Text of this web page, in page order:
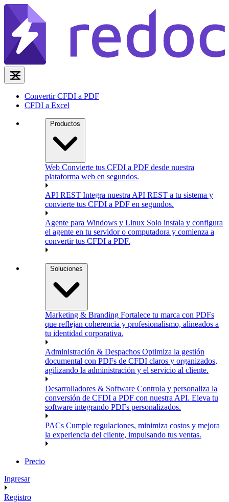
Convertir CFDI a PDF
CFDI a Excel
Productos
Web Convierte tus CFDI a PDF desde nuestra
plataforma web en segundos.
API REST Integra nuestra API REST a tu sistema y
convierte tus CFDI a PDF en segundos.
Agente para Windows y Linux Solo instala y configura
el agente en tu servidor o computadora y comienza a
convertir tus CFDI a PDF.
Soluciones
Marketing & Branding Fortalece tu marca con PDFs
que reflejan coherencia y profesionalismo, alineados a
tu identidad corporativa.
Administración & Despachos Optimiza la gestión
documental con PDFs de CFDI claros y organizados,
agilizando la administración y el servicio al cliente.
Desarrolladores & Software Controla y personaliza la
conversión de CFDI a PDF con nuestra API. Eleva tu
software integrando PDFs personalizados.
PACs Cumple regulaciones, minimiza costos y mejora
la experiencia del cliente, impulsando tus ventas.
Precio
Ingresar
Registro